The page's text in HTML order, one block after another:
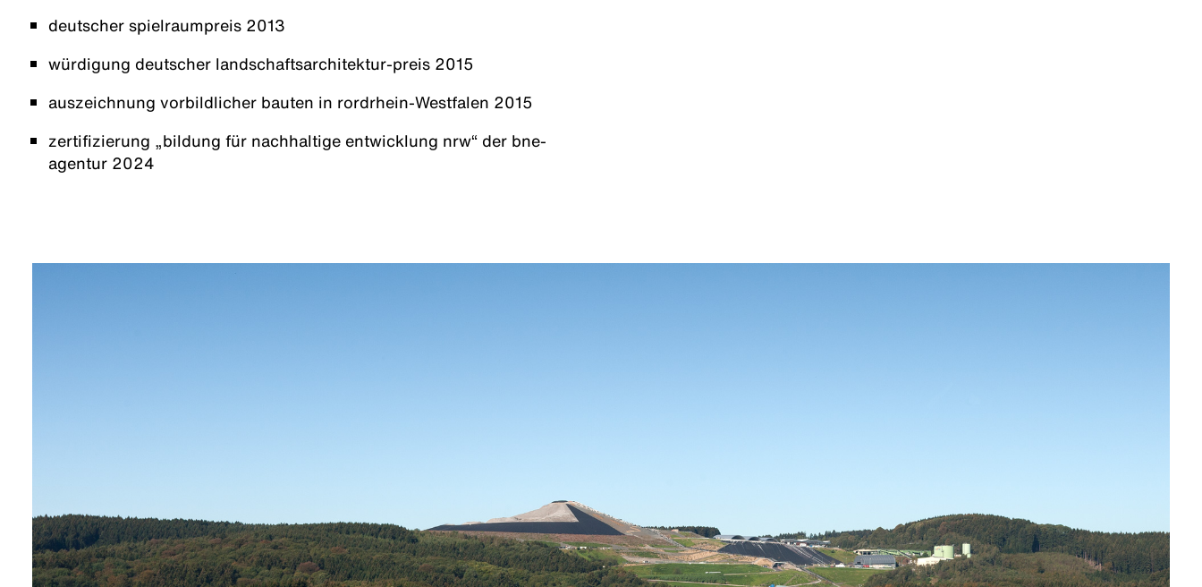
deutscher spielraumpreis 2013
würdigung deutscher landschaftsarchitektur-preis 2015
auszeichnung vorbildlicher bauten in rordrhein-Westfalen 2015
zertifizierung „bildung für nachhaltige entwicklung nrw“ der bne-
agentur 2024